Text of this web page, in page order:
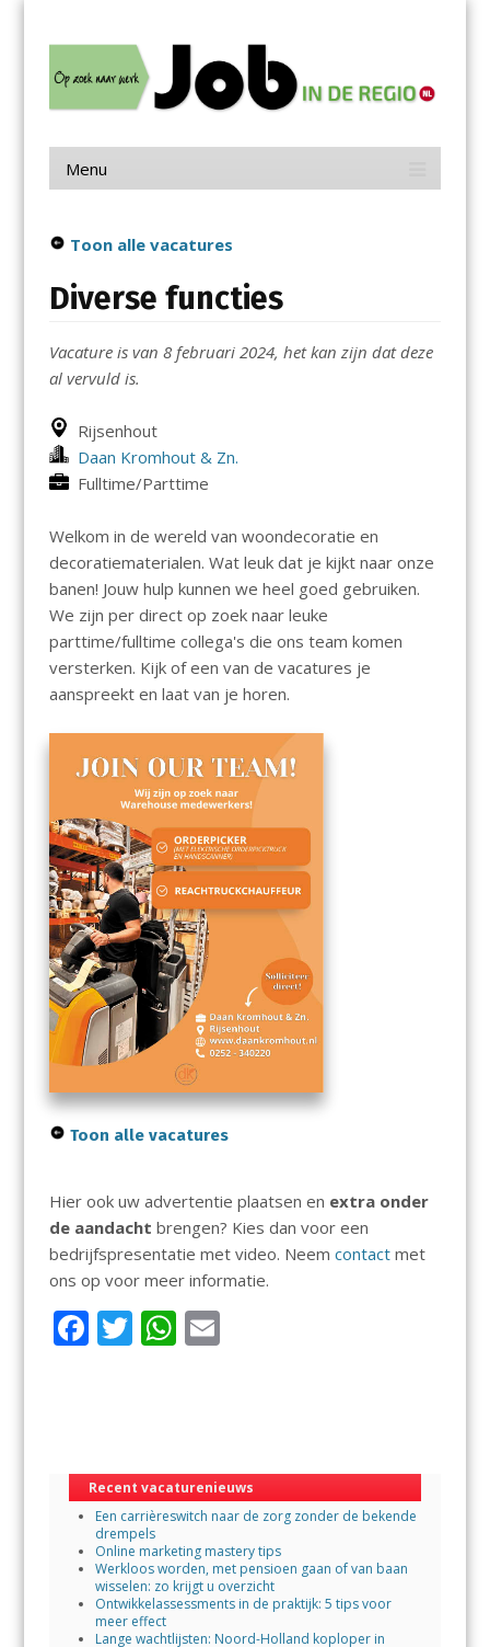
contentJob in de Regio
Menu
Toon alle vacatures
Diverse functies
Vacature is van 8 februari 2024, het kan zijn dat deze
al vervuld is.
Rijsenhout
Daan Kromhout & Zn.
Fulltime/Parttime
Welkom in de wereld van woondecoratie en
decoratiematerialen. Wat leuk dat je kijkt naar onze
banen! Jouw hulp kunnen we heel goed gebruiken.
We zijn per direct op zoek naar leuke
parttime/fulltime collega's die ons team komen
versterken. Kijk of een van de vacatures je
aanspreekt en laat van je horen.
Toon alle vacatures
Hier ook uw advertentie plaatsen en extra onder
de aandacht brengen? Kies dan voor een
bedrijfspresentatie met video. Neem contactmet
ons op voor meer informatie.
F
o
o
k
T W
A
p
p
E
Recent vacaturenieuws
Een carrièreswitch naar de zorg zonder de bekende
drempels
Online marketing mastery tips
Werkloos worden, met pensioen gaan of van baan
wisselen: zo krijgt u overzicht
Ontwikkelassessments in de praktijk: 5 tips voor
meer effect
Lange wachtlijsten: Noord-Holland koploper in